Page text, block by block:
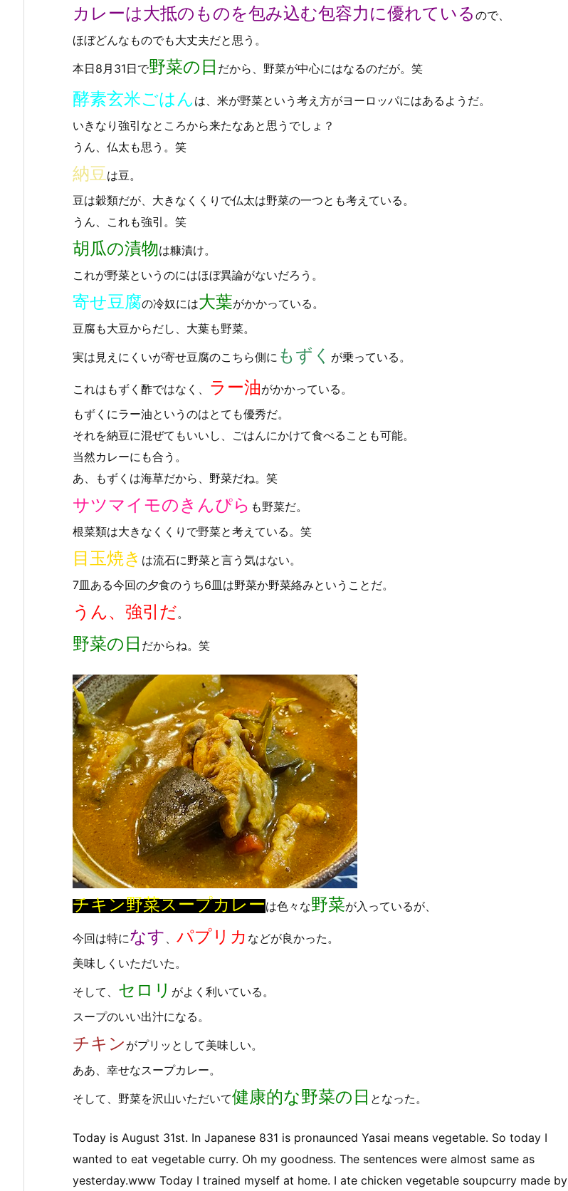
カレーは大抵のものを包み込む包容力に優れている ので、
ほぼどんなものでも大丈夫だと思う。
本日8月31日で野菜の日 だから、野菜が中心にはなるのだが。笑
酵素玄米ごはん は、米が野菜という考え方がヨーロッパにはあるようだ。
いきなり強引なところから来たなあと思うでしょ？
うん、仏太も思う。笑
納豆は豆。
豆は穀類だが、大きなくくりで仏太は野菜の一つとも考えている。
うん、これも強引。笑
胡瓜の漬物は糠漬け。
これが野菜というのにはほぼ異論がないだろう。
寄せ豆腐の冷奴には大葉がかかっている。
豆腐も大豆からだし、大葉も野菜。
実は見えにくいが寄せ豆腐のこちら側に もずく が乗っている。
これはもずく酢ではなく、 ラー油がかかっている。
もずくにラー油というのはとても優秀だ。
それを納豆に混ぜてもいいし、ごはんにかけて食べることも可能。
当然カレーにも合う。
あ、もずくは海草だから、野菜だね。笑
サツマイモのきんぴら も野菜だ。
根菜類は大きなくくりで野菜と考えている。笑
目玉焼き は流石に野菜と言う気はない。
7皿ある今回の夕食のうち6皿は野菜か野菜絡みということだ。
うん、強引だ。
野菜の日 だからね。笑
チキン野菜スープカレーは色々な野菜が入っているが、
今回は特になす パプリカ などが良かった。
美味しくいただいた。
そして、 セロリ がよく利いている。
スープのいい出汁になる。
チキン がプリッとして美味しい。
ああ、幸せなスープカレー。
そして、野菜を沢山いただいて健康的な野菜の日 となった。
Today is August 31st. In Japanese 831 is pronaunced Yasai means vegetable. So today I
wanted to eat vegetable curry. Oh my goodness. The sentences were almost same as
yesterday.www Today I trained myself at home. I ate chicken vegetable soupcurry made by